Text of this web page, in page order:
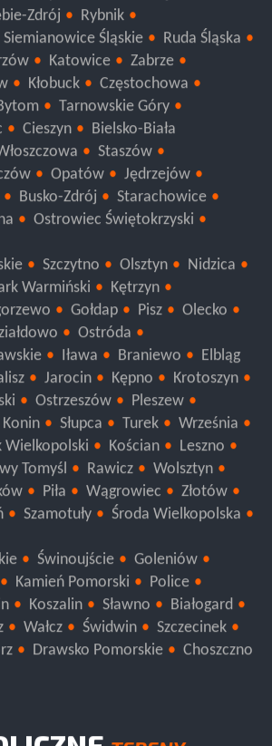
Żory
Wodzisław Śląski
Zdrój
Rybnik
Siemianowice Śląskie
Ruda Śląska
Katowice
Zabrze
Kłobuck
Częstochowa
Tarnowskie Góry
Cieszyn
Bielsko-Biała
Staszów
Opatów
Jędrzejów
Busko-Zdrój
Starachowice
Szczytno Olsztyn
Warmiński
Kętrzyn
Gołdap Pisz
Ostróda
Iława Braniewo
Elbląg
Jarocin Kępno
Krotoszyn
Ostrzeszów
Pleszew
Konin Słupca Turek
Września
Wielkopolski Kościan
Leszno
Tomyśl Rawicz
Wolsztyn
Piła Wągrowiec
Złotów
Świnoujście
Goleniów
Kamień Pomorski
Police
Koszalin Sławno
Białogard
Wałcz Świdwin
Szczecinek